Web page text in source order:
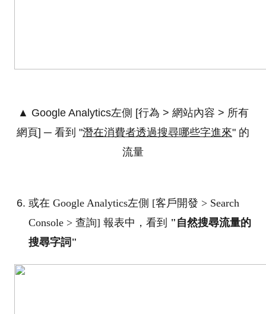
▲ Google Analytics左側 [行為 > 網站內容 > 所有
網頁] ─ 看到 "潛在消費者透過搜尋哪些字進來" 的
流量
或在 Google Analytics左側 [客戶開發 > Search
Console > 查詢] 報表中，看到 "自然搜尋流量的
搜尋字詞"